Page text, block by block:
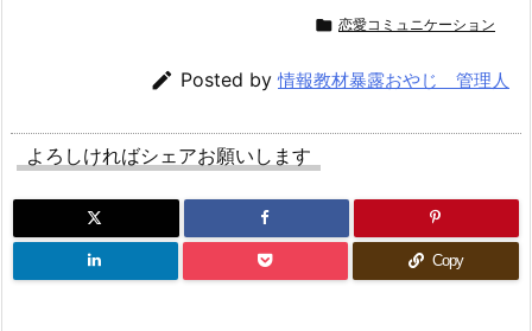
 恋愛コミュニケーション
 Posted by情報教材暴露おやじ 管理人
よろしければシェアお願いします
Copy